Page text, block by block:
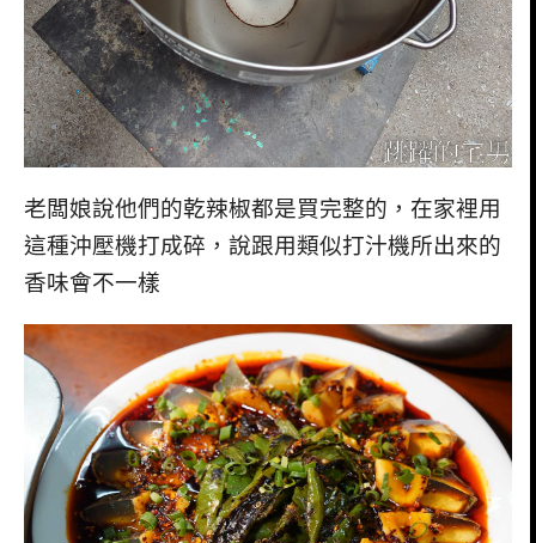
老闆娘說他們的乾辣椒都是買完整的，在家裡用
這種沖壓機打成碎，說跟用類似打汁機所出來的
香味會不一樣